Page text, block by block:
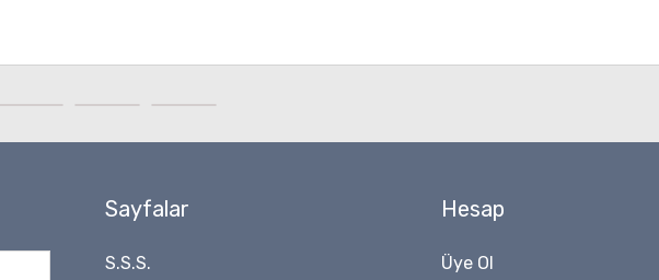
Sayfalar
S.S.S.
Hesap
Üye Ol